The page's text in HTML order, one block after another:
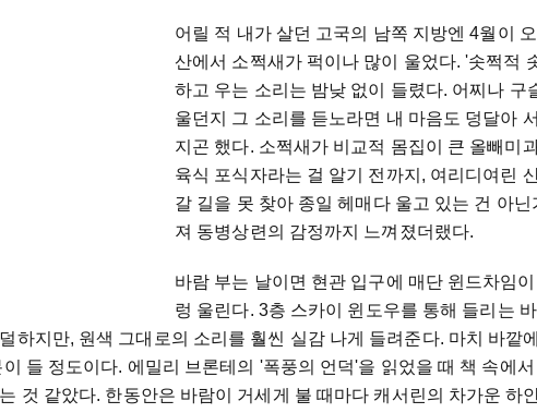
어릴 적 내가 살던 고국의 남쪽 지방엔 4월이
산에서 소쩍새가 퍽이나 많이 울었다. '솟쩍적
하고 우는 소리는 밤낮 없이 들렸다. 어찌나 구
울던지
그 소리를 듣노라면 내 마음도 덩달아
지곤 했다. 소쩍새가 비교적 몸집이 큰 올빼미
육식 포식자라는 걸 알기 전까지 , 여리디여린
갈 길을 못 찾아 종일 헤매다 울고 있는 건 아닌
져 동병상련의 감정까지 느껴졌더랬다.
바람 부는 날이면 현관 입구에 매단 윈드차임이
렁 울린다. 3층 스카이 윈도우를 통해 들리는
덜하지만, 원색 그대로의 소리를 훨씬 실감 나게 들려준다. 마치 바깥
들 정도이다. 에밀리 브론테의 '폭풍의 언덕'을 읽었을 때 책 속에서
것 같았다. 한동안은 바람이 거세게 불 때마다 캐서린의 차가운 하